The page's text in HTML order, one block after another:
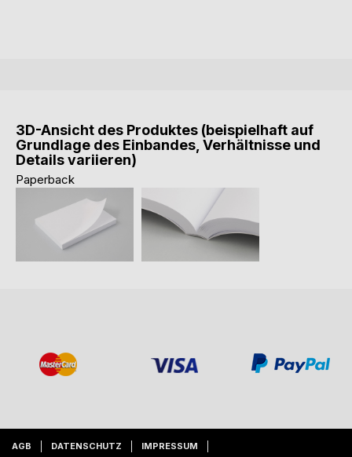
3D-Ansicht des Produktes (beispielhaft auf
Grundlage des Einbandes, Verhältnisse und
Details variieren)
Paperback
AGB DATENSCHUTZ IMPRESSUM